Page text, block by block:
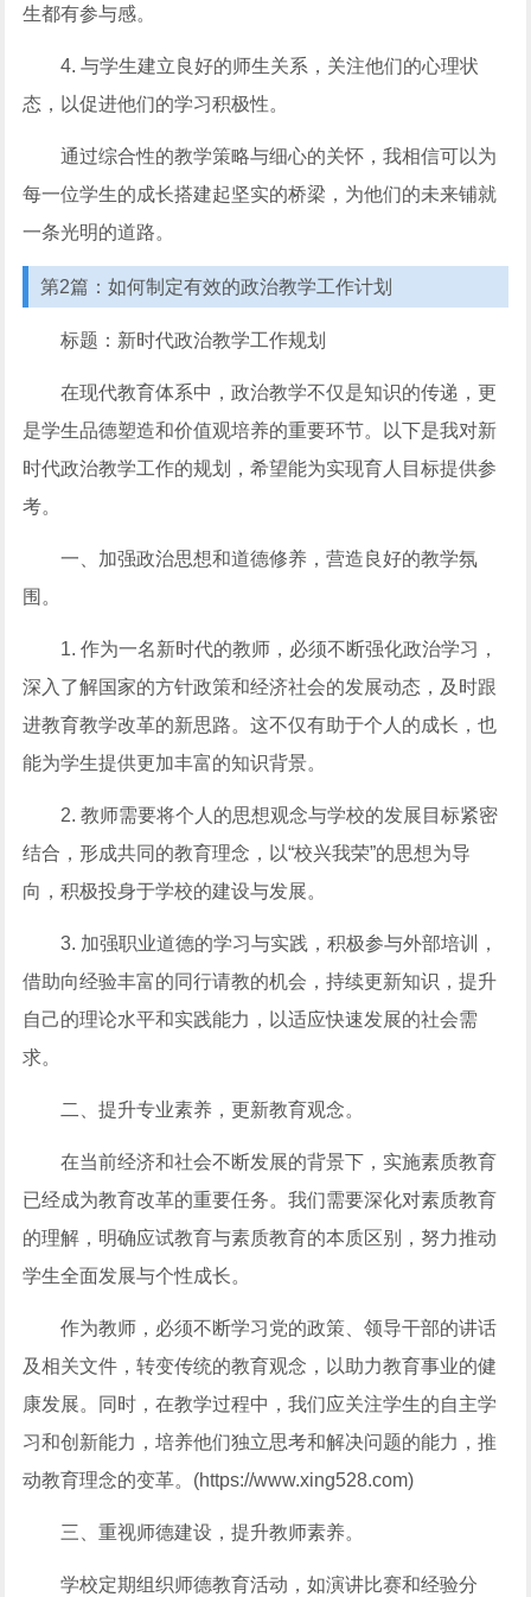
生都有参与感。
4. 与学生建立良好的师生关系，关注他们的心理状
态，以促进他们的学习积极性。
通过综合性的教学策略与细心的关怀，我相信可以为
每一位学生的成长搭建起坚实的桥梁，为他们的未来铺就
一条光明的道路。
第2篇：如何制定有效的政治教学工作计划
标题：新时代政治教学工作规划
在现代教育体系中，政治教学不仅是知识的传递，更
是学生品德塑造和价值观培养的重要环节。以下是我对新
时代政治教学工作的规划，希望能为实现育人目标提供参
考。
一、加强政治思想和道德修养，营造良好的教学氛
围。
1. 作为一名新时代的教师，必须不断强化政治学习，
深入了解国家的方针政策和经济社会的发展动态，及时跟
进教育教学改革的新思路。这不仅有助于个人的成长，也
能为学生提供更加丰富的知识背景。
2. 教师需要将个人的思想观念与学校的发展目标紧密
结合，形成共同的教育理念，以“校兴我荣”的思想为导
向，积极投身于学校的建设与发展。
3. 加强职业道德的学习与实践，积极参与外部培训，
借助向经验丰富的同行请教的机会，持续更新知识，提升
自己的理论水平和实践能力，以适应快速发展的社会需
求。
二、提升专业素养，更新教育观念。
在当前经济和社会不断发展的背景下，实施素质教育
已经成为教育改革的重要任务。我们需要深化对素质教育
的理解，明确应试教育与素质教育的本质区别，努力推动
学生全面发展与个性成长。
作为教师，必须不断学习党的政策、领导干部的讲话
及相关文件，转变传统的教育观念，以助力教育事业的健
康发展。同时，在教学过程中，我们应关注学生的自主学
习和创新能力，培养他们独立思考和解决问题的能力，推
动教育理念的变革。(https://www.xing528.com)
三、重视师德建设，提升教师素养。
学校定期组织师德教育活动，如演讲比赛和经验分